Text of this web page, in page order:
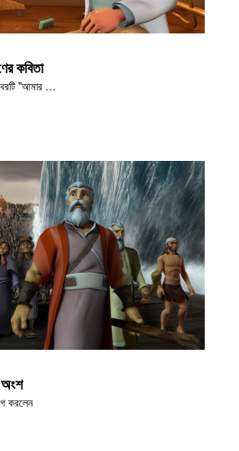
কবিতা
আমাদের জন্য খ্রীষ্টের ভালবাসার সুখবরটি "আমার লোকদের যেতে দাও!" এর দৃশ্যগুলো থেকে নেওয়া হয়েছে।
করলেন